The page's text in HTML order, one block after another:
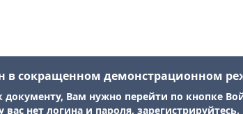
в сокращенном демонстрационном
документу, Вам нужно перейти по кнопке
вас нет логина и пароля, зарегистрируйтесь.